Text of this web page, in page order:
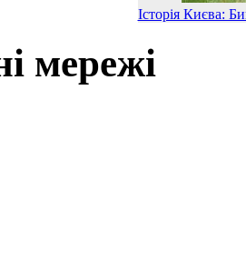
Історія Києва:
мережі